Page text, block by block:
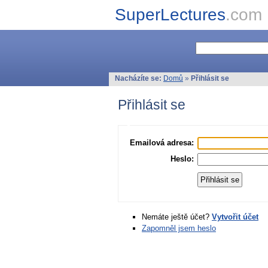
SuperLectures.com
Nacházíte se: Domů » Přihlásit se
Přihlásit se
Emailová adresa:
Heslo:
Nemáte ještě účet? Vytvořit účet
Zapomněl jsem heslo